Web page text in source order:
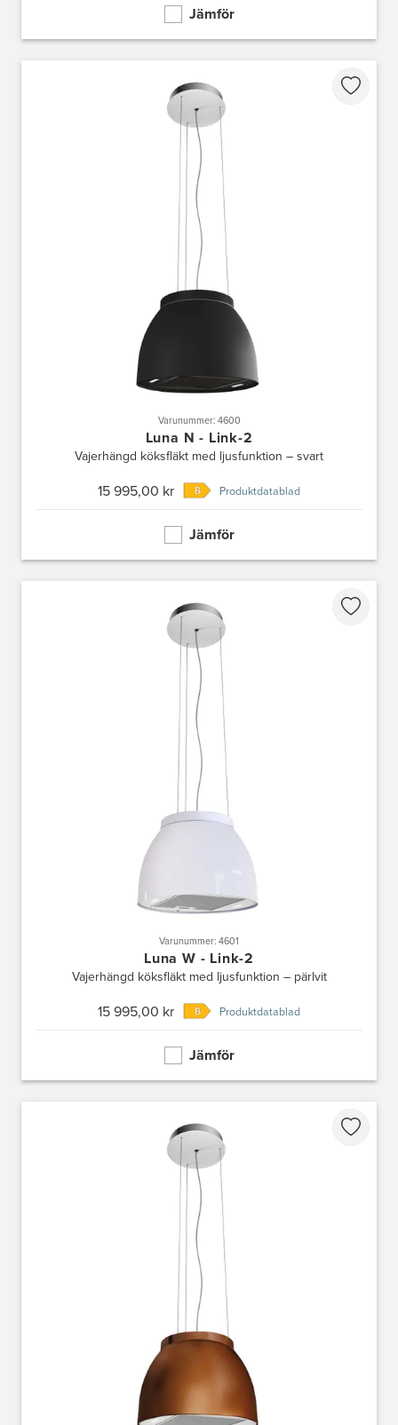
Jämför
Varunummer: 4600
Luna N - Link-2
Vajerhängd köksfläkt med ljusfunktion – svart
15 995,00 kr Produktdatablad
Jämför
Varunummer: 4601
Luna W - Link-2
Vajerhängd köksfläkt med ljusfunktion – pärlvit
15 995,00 kr Produktdatablad
Jämför